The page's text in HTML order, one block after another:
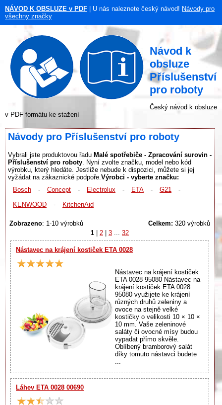
NÁVOD K OBSLUZE v PDF | U nás naleznete český návod! Návody pro
všechny značky
Návod k
obsluze
Příslušenství
pro roboty
Český návod k obsluze
v PDF formátu ke stažení
Návody pro Příslušenství pro roboty
Vybrali jste produktovou řadu Malé spotřebiče - Zpracování surovin -
Příslušenství pro roboty . Nyní zvolte značku, model nebo kód
výrobku, který hledáte. Jestliže nebude k dispozici, můžete si jej
vyžádat na zákaznické podpoře. Výrobci - vyberte značku:
Bosch
- Concept - Electrolux - ETA - G21
-
KENWOOD
- KitchenAid
Zobrazeno: 1-10 výrobků Celkem: 320 výrobků
1 | 2 | 3 32
Nástavec na krájení kostiček ETA 0028
Nástavec na krájení kostiček
ETA 0028 95080 Nástavec na
krájení kostiček ETA 0028
95080 využijete ke krájení
různých druhů zeleniny a
ovoce na stejně velké
kostičky o velikosti 10 × 10 ×
10 mm. Vaše zeleninové
saláty či ovocné mísy budou
vypadat přímo skvěle.
Oblíbený bramborový salát
díky tomuto nástavci budete
Láhev ETA 0028 00690